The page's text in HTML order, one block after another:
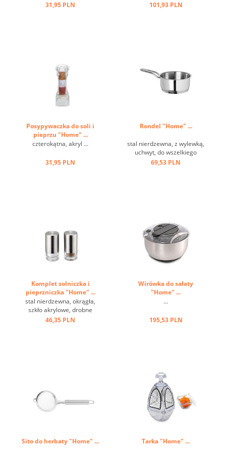
31,95 PLN
jest antypoślizgowy i
101,93 PLN
Posypywaczka do soli i
pieprzu "Home" ...
czterokątna, akryl ...
31,95 PLN
Rondel "Home" ...
stal nierdzewna, z wylewką,
uchwyt, do wszelkiego
rodzaju kuchenek ...
69,53 PLN
Komplet solniczka i
pieprzniczka "Home" ...
stal nierdzewna, okrągła,
szkło akrylowe, drobne
dziurki ...
46,35 PLN
Wirówka do sałaty
"Home" ...
...
195,53 PLN
Sito do herbaty "Home" ... Tarka "Home" ...